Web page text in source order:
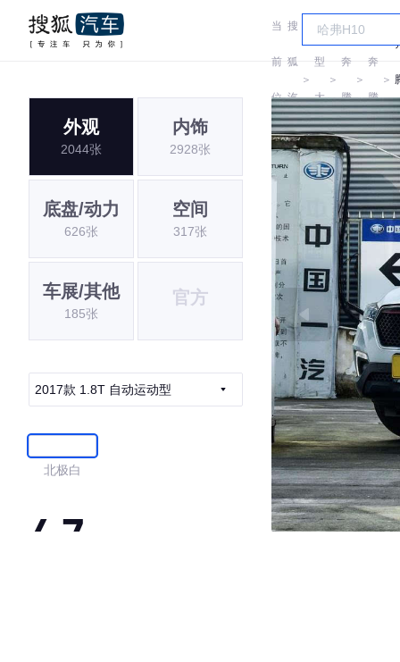
当
前
位
置:
搜
狐
汽
车
＞
车
型
大
全
＞
奔
腾
＞
奔
腾
＞
外观
2044张
内饰
2928张
底盘/动力
626张
空间
317张
车展/其他
185张
官方
2017款 1.8T 自动运动型
北极白
4.7